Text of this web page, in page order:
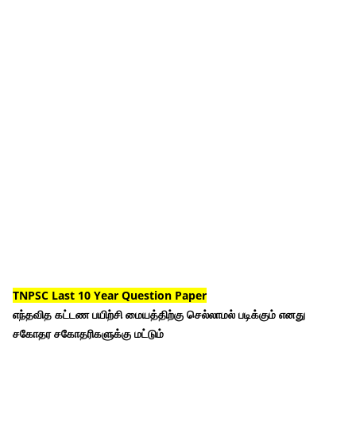
TNPSC Last 10 Year Question Paper
எந்தவித கட்டண பயிற்சி மையத்திற்கு செல்லாமல் படிக்கும் எனது
சகோதர சகோதரிகளுக்கு மட்டும்